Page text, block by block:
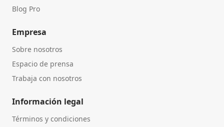
Blog Pro
Empresa
Sobre nosotros
Espacio de prensa
Trabaja con nosotros
Información legal
Términos y condiciones